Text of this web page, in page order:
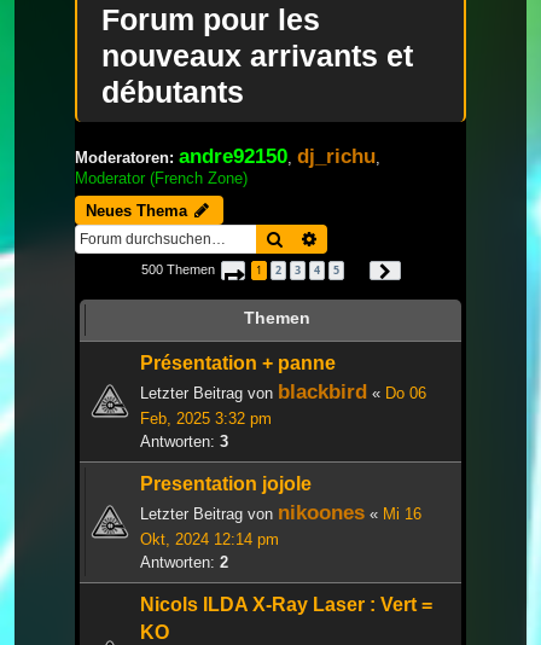
Forum pour les
nouveaux arrivants et
débutants
Moderatoren: andre92150 dj_richu
Moderator (French Zone)
Neues Thema
Suche
500 Themen Seite 1von 17
1 2 3 4 5
Themen
Présentation + panne
Letzter Beitrag von blackbird « Do 06
Feb, 2025 3:32 pm
Antworten: 3
Presentation jojole
Letzter Beitrag von nikoones « Mi 16
Okt, 2024 12:14 pm
Antworten: 2
Nicols ILDA X-Ray Laser : Vert =
KO